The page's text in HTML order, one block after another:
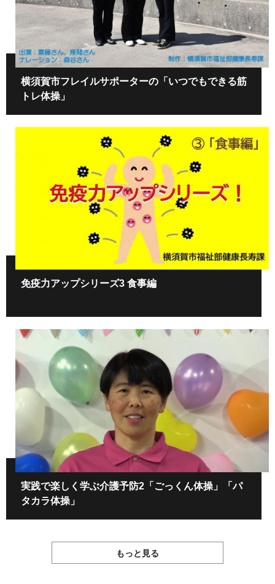
横須賀市フレイルサポーターの「いつでもできる筋
トレ体操」
免疫力アップシリーズ3 食事編
実践で楽しく学ぶ介護予防2「ごっくん体操」「パ
タカラ体操」
もっと見る